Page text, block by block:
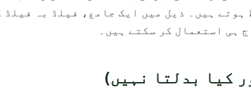
ہوتے ہیں۔ ذیل میں ایک جامع، فیلڈ بہ فیلڈ